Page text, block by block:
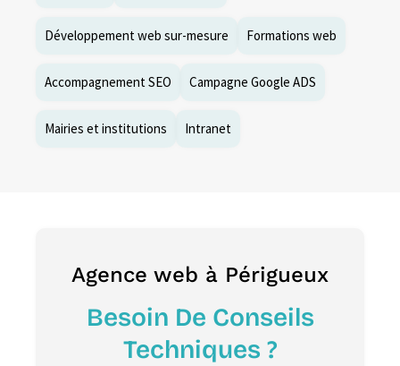
Développement web sur-mesure Formations web
Accompagnement SEO Campagne Google ADS
Mairies et institutions Intranet
Agence web à Périgueux
Besoin De Conseils
Techniques ?